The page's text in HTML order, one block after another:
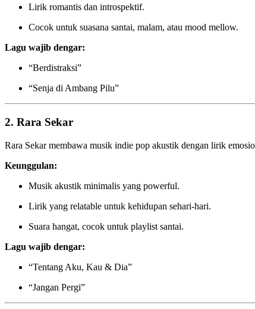
Lirik romantis dan introspektif.
Cocok untuk suasana santai, malam, atau mood mellow.
Lagu wajib dengar:
“Berdistraksi”
“Senja di Ambang Pilu”
2. Rara Sekar
Rara Sekar membawa musik indie pop akustik dengan lirik
Keunggulan:
Musik akustik minimalis yang powerful.
Lirik yang relatable untuk kehidupan sehari-hari.
Suara hangat, cocok untuk playlist santai.
Lagu wajib dengar:
“Tentang Aku, Kau & Dia”
“Jangan Pergi”